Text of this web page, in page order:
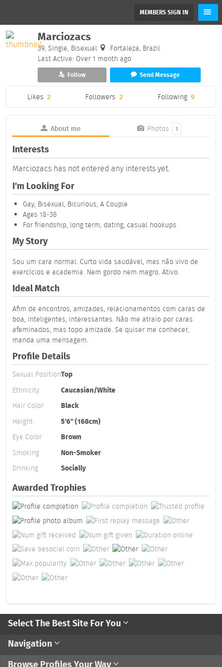
MEMBERS SIGN IN
Marciozacs
39, Single, Bisexual
Fortaleza, Brazil
Last Active: Over 1 month ago
Follow Send Message
Likes 2 Followers 2 Following 9
About me Photos 1
Interests
Marciozacs has not entered any interests yet.
I'm Looking For
Gay, Bisexual, Bicurious, A Couple
Ages 18-38
For friendship, long term, dating, casual hookups
My Story
Sou um cara normal. Curto vida saudável, mas não vivo de
exercícios e academia. Nem gordo nem magro. Ativo.
Ideal Match
Afim de encontros, amizades, relacionamentos com caras de
boa, inteligentes, interessantes. Não me atraio por caras
afeminados, mas topo amizade. Se quiser me conhecer,
manda uma mensagem.
Profile Details
Sexual PositionTop
Ethnicity
Caucasian/White
Hair Color
Black
Height
5'6" (168cm)
Eye Color
Brown
Smoking
Non-Smoker
Drinking
Socially
Awarded Trophies
Select The Best Site For You
Navigation